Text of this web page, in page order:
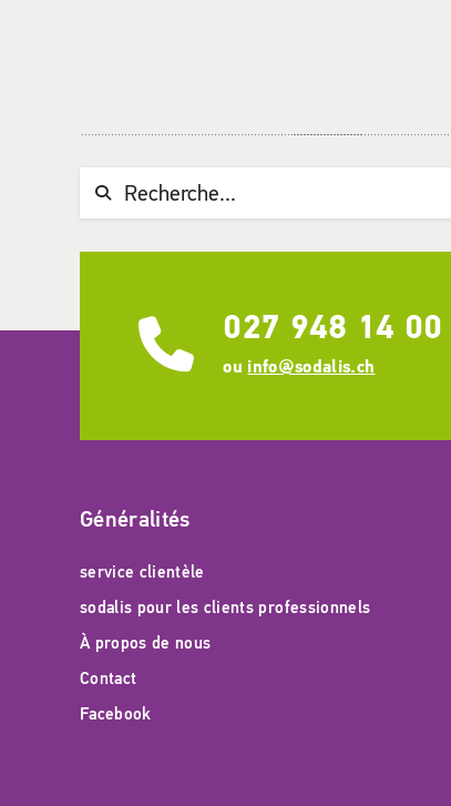
Chaine de recherche (au moins 3 caractères)
027 948 14 00
ou info@sodalis.ch
Généralités
service clientèle
sodalis pour les clients professionnels
À propos de nous
Contact
Facebook